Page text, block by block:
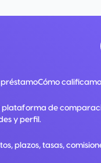
Cómo
de
y perfil.
plazos, tasas,